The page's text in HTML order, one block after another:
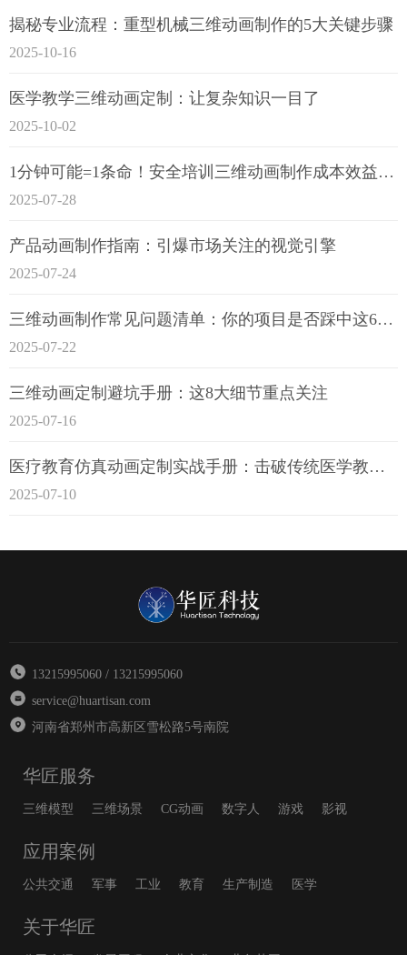
揭秘专业流程：重型机械三维动画制作的5大关键步骤
2025-10-16
医学教学三维动画定制：让复杂知识一目了
2025-10-02
1分钟可能=1条命！安全培训三维动画制作成本效益深度拆解
2025-07-28
产品动画制作指南：引爆市场关注的视觉引擎
2025-07-24
三维动画制作常见问题清单：你的项目是否踩中这6大技术雷区？
2025-07-22
三维动画定制避坑手册：这8大细节重点关注
2025-07-16
医疗教育仿真动画定制实战手册：击破传统医学教育7大痛点
2025-07-10
13215995060 / 13215995060
service@huartisan.com
河南省郑州市高新区雪松路5号南院
华匠服务
三维模型 三维场景 CG动画 数字人 游戏 影视
应用案例
公共交通 军事 工业 教育 生产制造 医学
关于华匠